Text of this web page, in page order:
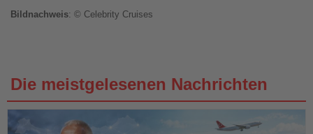
Bildnachweis: © Celebrity Cruises
Die meistgelesenen Nachrichten